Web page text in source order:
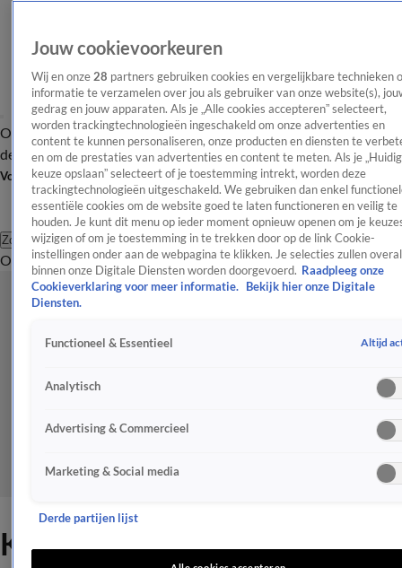
OverzichtAfleveringen Entertainment TV Algemeen
Tip
de redactieNieuwsbrief
Volg Shownieuws
Zoeken
OverzichtEntertainmentSpraakmakendRealityCrimeVideo's
Kijkers reageren verslagen
Jouw cookievoorkeuren
Wij en onze 28 partners gebruiken cookies en vergelijkbare technieken
informatie te verzamelen over jou als gebruiker van onze website(s),
gedrag en jouw apparaten. Als je „Alle cookies accepteren” selecteert,
worden trackingtechnologieën ingeschakeld om onze advertenties en
content te kunnen personaliseren, onze producten en diensten te
en om de prestaties van advertenties en content te meten. Als je
keuze opslaan” selecteert of je toestemming intrekt, worden deze
trackingtechnologieën uitgeschakeld. We gebruiken dan enkel
essentiële cookies om de website goed te laten functioneren en veilig te
houden. Je kunt dit menu op ieder moment opnieuw openen om je
wijzigen of om je toestemming in te trekken door op de link Cookie-
instellingen onder aan de webpagina te klikken. Je selecties zullen overal
binnen onze Digitale Diensten worden doorgevoerd. Raadpleeg onze
Cookieverklaring voor meer informatie.
Bekijk hier onze Digitale
Diensten.
Functioneel & Essentieel Altijd
Analytisch
Advertising & Commercieel
Marketing & Social media
Derde partijen lijst